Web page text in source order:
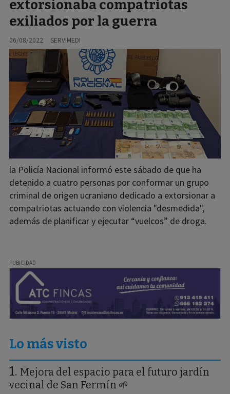
extorsionaba compatriotas
exiliados por la guerra
SERVIMEDI
06/08/2022
la Policía Nacional informó este sábado de que ha
detenido a cuatro personas por conformar un grupo
criminal de origen ucraniano dedicado a extorsionar a
compatriotas actuando con violencia "desmedida",
además de planificar y ejecutar “vuelcos” de droga.
Lo más visto
Mejora del espacio para el futuro jardín
vecinal de San Fermín 🌱